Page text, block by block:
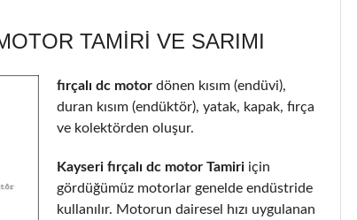
TAMIRI VE SARIMI
fırçalı dc motor dönen kısım (endüvi),
duran kısım (endüktör), yatak, kapak, fırça
ve kolektörden oluşur.
Kayseri fırçalı dc motor Tamiri için
gördüğümüz motorlar genelde endüstride
kullanılır. Motorun dairesel hızı uygulanan